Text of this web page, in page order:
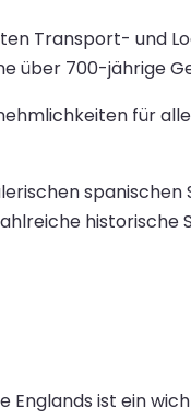
Transport- und
über 700-jährige
für
historische
Englands ist ein